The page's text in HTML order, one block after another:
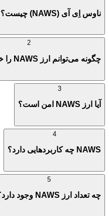
ناوس اِی آی (NAWS) چیست؟
چگونه می‌توانم ارز NAWS را خریداری کنم؟
آیا ارز NAWS امن است؟
NAWS چه کاربردهایی دارد؟
چه تعداد ارز NAWS وجود دارد؟